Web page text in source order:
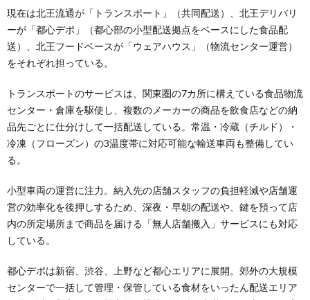
現在は北王流通が「トランスポート」（共同配送）、北王デリバリ
ーが「都心デポ」（都心部の小型配送拠点をベースにした食品配
送）、北王フードベースが「ウェアハウス」（物流センター運営）
をそれぞれ担っている。
トランスポートのサービスは、関東圏の7カ所に構えている食品物流
センター・倉庫を駆使し、複数のメーカーの商品を飲食店などの納
品先ごとに仕分けして一括配送している。常温・冷蔵（チルド）・
冷凍（フローズン）の3温度帯に対応可能な輸送車両も整備してい
る。
小型車両の運営に注力。納入先の店舗スタッフの負担軽減や店舗運
営の効率化を後押しするため、深夜・早朝の配送や、鍵を預って店
内の所定場所まで商品を届ける「無人店舗搬入」サービスにも対応
している。
都心デポは新宿、渋谷、上野など都心エリアに展開。郊外の大規模
センターで一括して管理・保管している食材をいったん配送エリア